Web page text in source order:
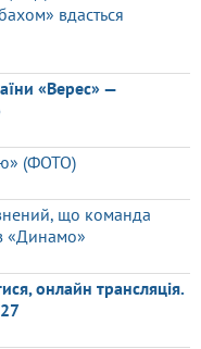
вдасться
«Верес» —
(ФОТО)
що команда
«Динамо»
онлайн трансляція.